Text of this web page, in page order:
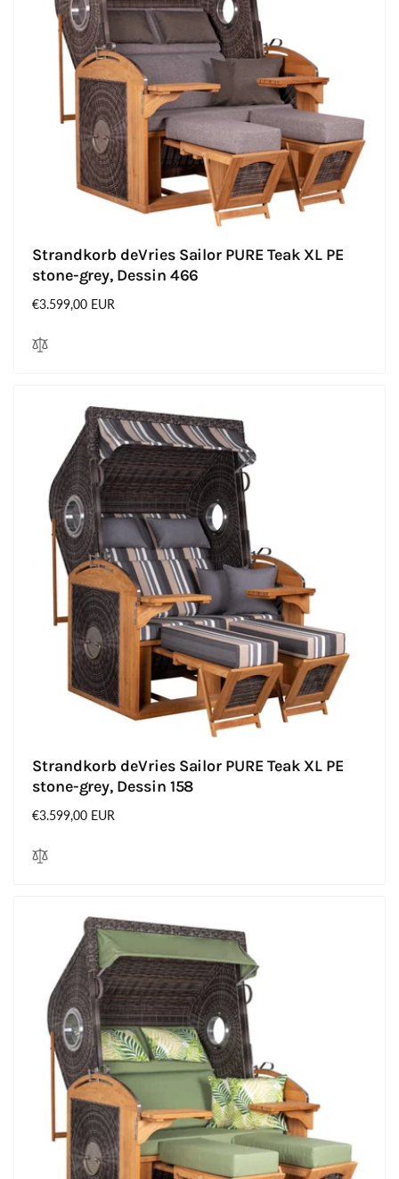
Strandkorb deVries Sailor PURE Teak XL PE
stone-grey, Dessin 466
Normaler
€3.599,00 EUR
Strandkorb deVries Sailor PURE Teak XL PE
stone-grey, Dessin 158
Normaler
€3.599,00 EUR